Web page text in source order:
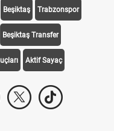
Beşiktaş Trabzonspor
Beşiktaş Transfer
Aktif Sayaç